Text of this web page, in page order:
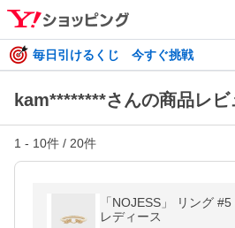
毎日引けるくじ 今すぐ挑戦
kam********さんの商品レビ
1 - 10件 / 20件
「NOJESS」 リング
レディース